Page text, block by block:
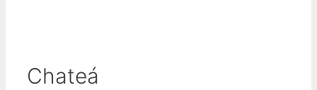
Chateá